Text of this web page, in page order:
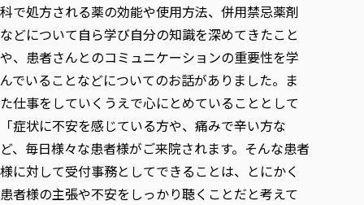
科で処方される薬の効能や使用方法、併用禁忌薬剤
などについて自ら学び自分の知識を深めてきたこと
や、患者さんとのコミュニケーションの重要性を学
んでいることなどについてのお話がありました。ま
た仕事をしていくうえで心にとめていることとして
「症状に不安を感じている方や、痛みで辛い方な
ど、毎日様々な患者様がご来院されます。そんな患者
様に対して受付事務としてできることは、とにかく
患者様の主張や不安をしっかり聴くことだと考えて